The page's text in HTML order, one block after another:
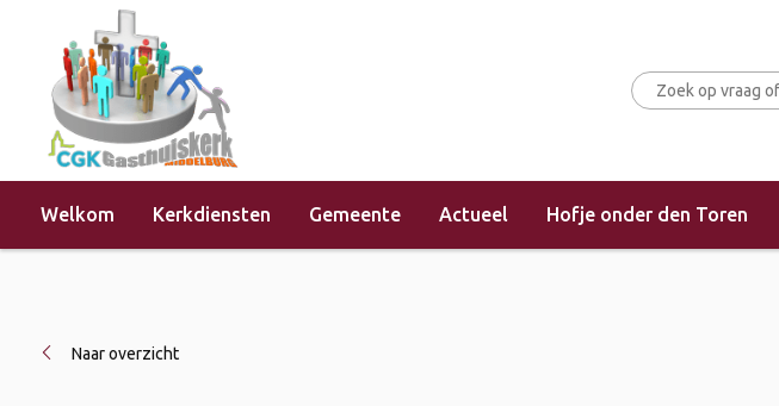
Welkom Kerkdiensten Gemeente Actueel Hofje onder den Toren
Home »Evenementen »Kerkdienst (morgendienst)
Naar overzicht